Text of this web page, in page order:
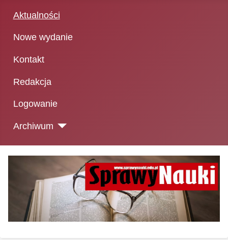
Aktualności
Nowe wydanie
Kontakt
Redakcja
Logowanie
Archiwum